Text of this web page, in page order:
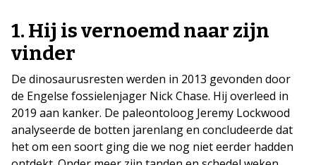
1. Hij is vernoemd naar zijn
vinder
De dinosaurusresten werden in 2013 gevonden door
de Engelse fossielenjager Nick Chase. Hij overleed in
2019 aan kanker. De paleontoloog Jeremy Lockwood
analyseerde de botten jarenlang en concludeerde dat
het om een soort ging die we nog niet eerder hadden